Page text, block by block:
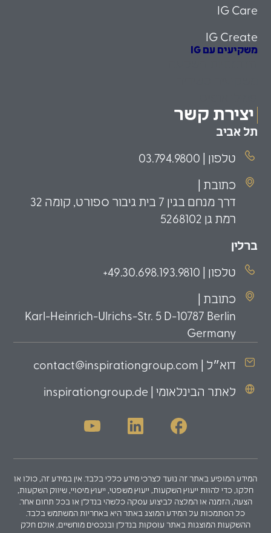
IG Care
IG Create
משקיעים עם IG
יצירת קשר
תל אביב
טלפון | 03.794.9800
כתובת |
דרך מנחם בגין 7 בית גיבור ספורט, קומה 32
רמת גן 5268102
ברלין
טלפון | 49.30.698.193.9810+
כתובת |
Karl-Heinrich-Ulrichs-Str. 5 D-10787 Berlin
Germany
דוא״ל | contact@inspirationgroup.com
לאתר הבינלאומי | inspirationgroup.de
המידע המופיע באתר זה נועד לצרכי מידע כללי בלבד. אין במידע זה, כולו או
חלקו, כדי להוות ייעוץ השקעות, ייעוץ משפטי, ייעוץ מיסויי, שיווק השקעות,
הצעה, הזמנה או המלצה לביצוע עסקה כלשהי בנדל"ן או בכל תחום אחר.
כל הסתמכות על המידע המוצג באתר היא באחריות המשתמש בלבד.
ההשקעות המוצגות באתר עוסקות בנדל"ן ובנכסים מוחשיים, אולם חלק